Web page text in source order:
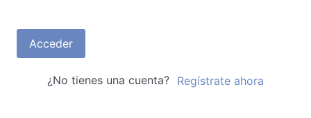
Acceder
¿No tienes una cuenta? Regístrate ahora